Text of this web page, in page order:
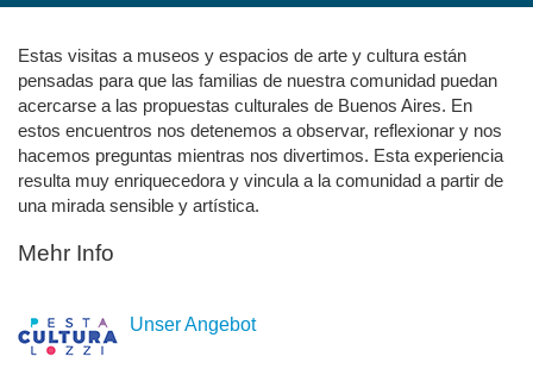
Estas visitas a museos y espacios de arte y cultura están
pensadas para que las familias de nuestra comunidad puedan
acercarse a las propuestas culturales de Buenos Aires. En
estos encuentros nos detenemos a observar, reflexionar y nos
hacemos preguntas mientras nos divertimos. Esta experiencia
resulta muy enriquecedora y vincula a la comunidad a partir de
una mirada sensible y artística.
Mehr Info
Unser Angebot